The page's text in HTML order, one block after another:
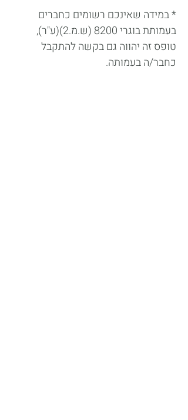
* במידה שאינכם רשומים כחברים
בעמותת בוגרי 8200 (ש.מ.2)(ע"ר),
טופס זה יהווה גם בקשה להתקבל
כחבר/ה בעמותה.